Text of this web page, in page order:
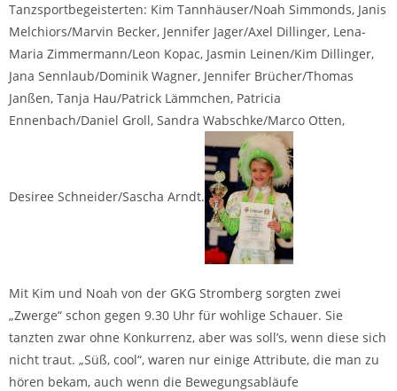
Tanzsportbegeisterten: Kim Tannhäuser/Noah Simmonds, Janis
Melchiors/Marvin Becker, Jennifer Jager/Axel Dillinger, Lena-
Maria Zimmermann/Leon Kopac, Jasmin Leinen/Kim Dillinger,
Jana Sennlaub/Dominik Wagner, Jennifer Brücher/Thomas
Janßen, Tanja Hau/Patrick Lämmchen, Patricia
Ennenbach/Daniel Groll, Sandra Wabschke/Marco Otten,
Desiree Schneider/Sascha Arndt.
Mit Kim und Noah von der GKG Stromberg sorgten zwei
„Zwerge“ schon gegen 9.30 Uhr für wohlige Schauer. Sie
tanzten zwar ohne Konkurrenz, aber was soll’s, wenn diese sich
nicht traut. „Süß, cool“, waren nur einige Attribute, die man zu
hören bekam, auch wenn die Bewegungsabläufe